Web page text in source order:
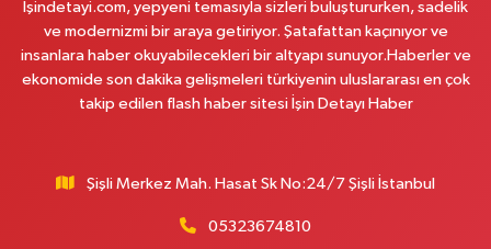
Osman Eczanesi
Osmanağa Mahallesi Kuşdili Caddesi No:55 A
0 (216) 784 30 99 Yol Tarifi Al
Veliefendi Mahallesi Çırpıcı Yolu B Sokak 1-B PİDEBANK AŞAĞISI
İşindetayi.com, yepyeni temasıyla sizleri buluştururken, sadelik
ve modernizmi bir araya getiriyor. Şatafattan kaçınıyor ve
insanlara haber okuyabilecekleri bir altyapı sunuyor.Haberler ve
ekonomide son dakika gelişmeleri türkiyenin uluslararası en çok
takip edilen flash haber sitesi İşin Detayı Haber
Şişli Merkez Mah. Hasat Sk No:24/7 Şişli İstanbul
05323674810